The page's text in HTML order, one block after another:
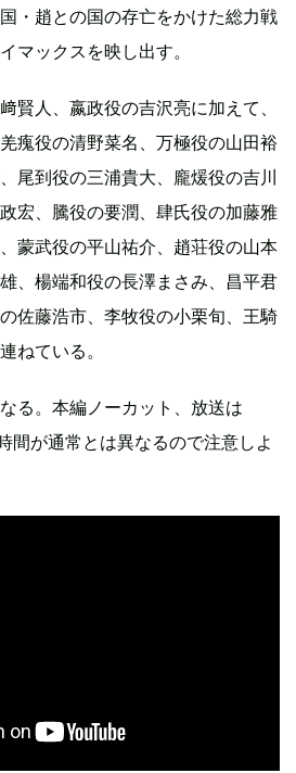
・趙との国の存亡をかけた総力戦
マックスを映し出す。
賢人、嬴政役の吉沢亮に加えて、
瘣役の清野菜名、万極役の山田裕
尾到役の三浦貴大、龐煖役の吉川
宏、騰役の要潤、肆氏役の加藤雅
蒙武役の平山祐介、趙荘役の山本
、楊端和役の長澤まさみ、昌平君
佐藤浩市、李牧役の小栗旬、王騎
ねている。
る。本編ノーカット、放送は
間が通常とは異なるので注意しよ